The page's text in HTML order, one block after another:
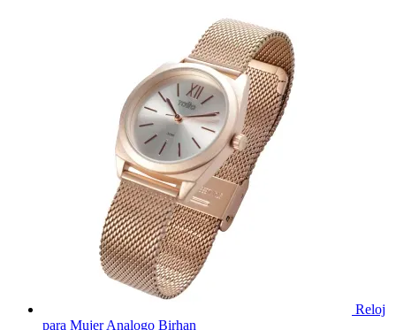
Reloj
para Mujer Analogo Birhan